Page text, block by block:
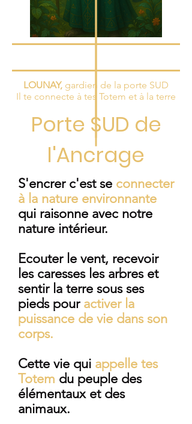
LOUNAY, gardien de la porte SUD
Il te connecte à tes Totem et à la terre
Porte SUD de
l'Ancrage
S'encrer c'est se connecter
à la nature environnante
qui raisonne avec notre
nature intérieur.
Ecouter le vent, recevoir
les caresses les arbres et
sentir la terre sous ses
pieds pour activer la
puissance de vie dans son
corps.
Cette vie qui appelle tes
Totem du peuple des
élémentaux et des
animaux.